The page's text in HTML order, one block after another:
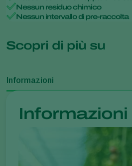
Nessun residuo chimico
Nessun intervallo di pre-raccolta
Scopri di più su
Informazioni
Informazioni